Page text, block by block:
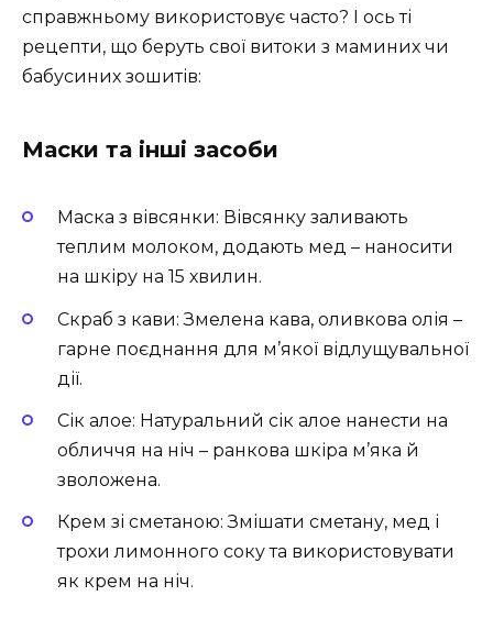
справжньому використовує часто? І ось ті
рецепти, що беруть свої витоки з маминих чи
бабусиних зошитів:
Маски та інші засоби
Маска з вівсянки: Вівсянку заливають
теплим молоком, додають мед – наносити
на шкіру на 15 хвилин.
Скраб з кави: Змелена кава, оливкова олія –
гарне поєднання для м’якої відлущувальної
дії.
Сік алое: Натуральний сік алое нанести на
обличчя на ніч – ранкова шкіра м’яка й
зволожена.
Крем зі сметаною: Змішати сметану, мед і
трохи лимонного соку та використовувати
як крем на ніч.